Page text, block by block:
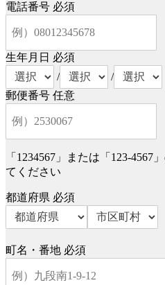
電話番号 必須
生年月日 必須
/
/
郵便番号 任意
「1234567」または「123-4567
てください
都道府県 必須
町名・番地 必須